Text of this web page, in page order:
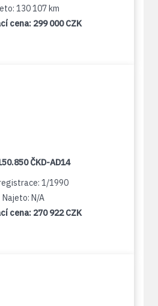
130 107 km
cena: 299 000 CZK
ČKD-AD14
1/1990
Najeto: N/A
cena: 270 922 CZK